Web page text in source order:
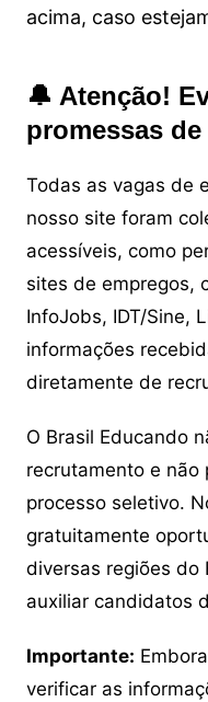
acima, caso
🔔 Atenção!
promessas
Todas as vagas de
nosso site foram
acessíveis, como
sites de empregos,
InfoJobs, IDT/Sine,
informações
diretamente de
O Brasil Educando
recrutamento e não
processo seletivo.
gratuitamente
diversas regiões do
auxiliar candidatos
Importante:
verificar as